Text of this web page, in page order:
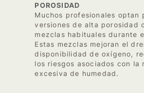
POROSIDAD
Muchos profesionales optan
versiones de alta porosidad
mezclas habituales durante
Estas mezclas mejoran el
disponibilidad de oxígeno,
los riesgos asociados con la
excesiva de humedad.